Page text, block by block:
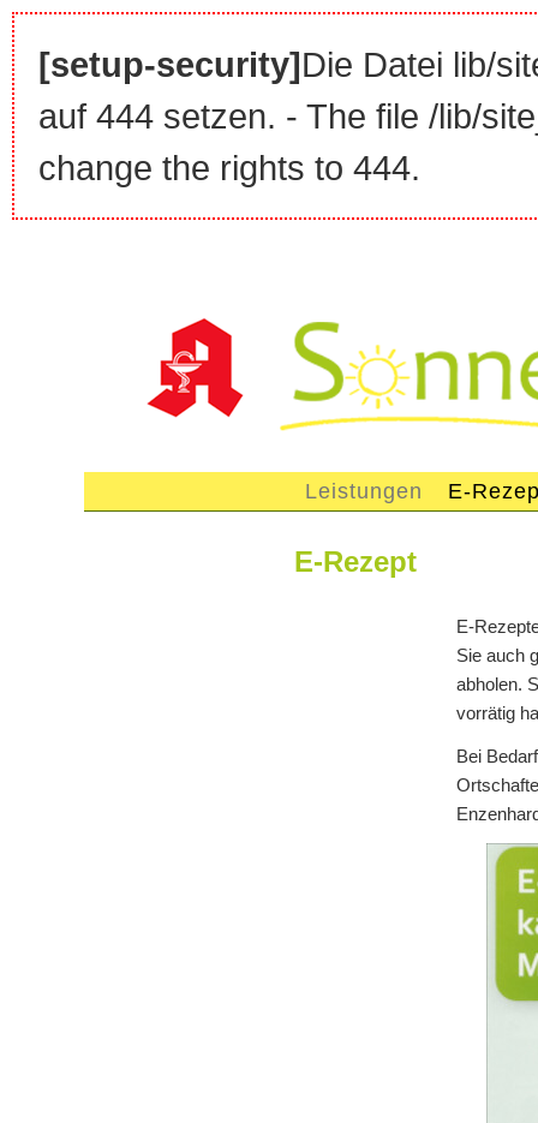
[setup-security]Die Datei lib/
auf 444 setzen. - The file /lib/
change the rights to 444.
Willkommen in der Sonnen-
Leistungen E-
E-Rezept
E-
Sie auch
abholen.
vorrätig
Bei